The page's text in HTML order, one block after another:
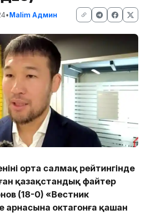
•Malim Админ
орта салмақ рейтингінде
қазақстандық файтер
(18-0) «Вестник
октагонға қашан